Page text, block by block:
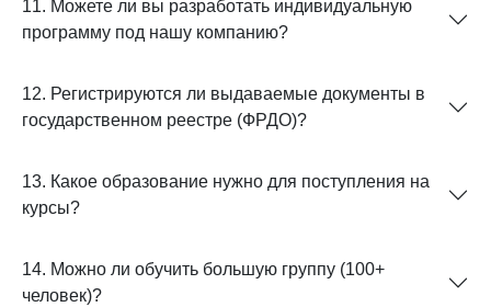
11. Можете ли вы разработать индивидуальную
программу под нашу компанию?
12. Регистрируются ли выдаваемые документы в
государственном реестре (ФРДО)?
13. Какое образование нужно для поступления на
курсы?
14. Можно ли обучить большую группу (100+
человек)?